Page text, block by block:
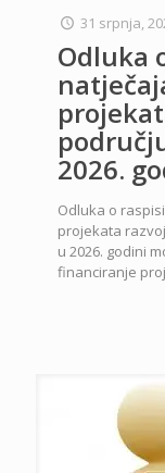
31 srpnja,
Odluka
2026.
Odluka o
projekata
u 2026. godini
financiranje